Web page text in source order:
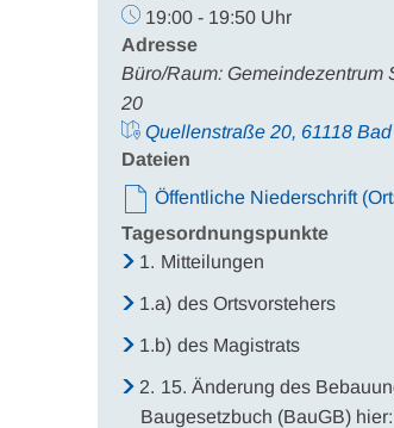
19:00 - 19:50 Uhr
Adresse
Büro/Raum: Gemeindezentrum
20
Quellenstraße 20, 61118
Dateien
Öffentliche Niederschrift
Tagesordnungspunkte
1. Mitteilungen
1.a) des Ortsvorstehers
1.b) des Magistrats
2. 15. Änderung des
Baugesetzbuch (BauGB)